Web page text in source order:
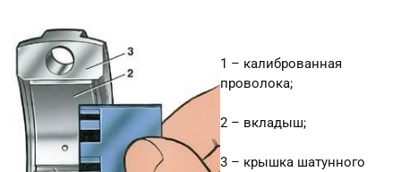
1 – калиброванная
проволока;
2 – вкладыш;
3 – крышка шатунного